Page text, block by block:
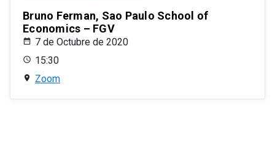
Bruno Ferman, Sao Paulo School of
Economics – FGV
7 de Octubre de 2020
15:30
Zoom